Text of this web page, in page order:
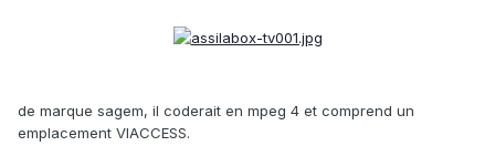
de marque sagem, il coderait en mpeg 4 et comprend un
emplacement VIACCESS.